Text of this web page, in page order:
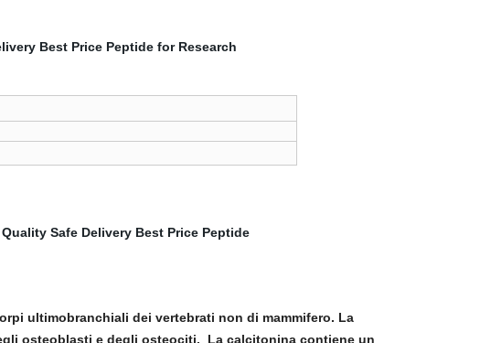
ultimobranchiali dei vertebrati non di mammifero. La
osteoblasti e degli osteociti. La calcitonina contiene un